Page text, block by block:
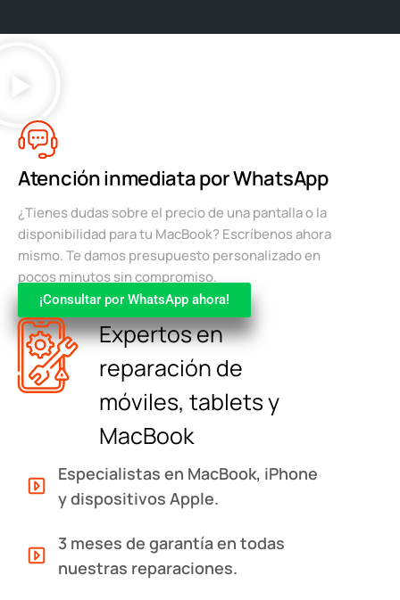
Atención inmediata por WhatsApp
¿Tienes dudas sobre el precio de una pantalla o la
disponibilidad para tu MacBook? Escríbenos ahora
mismo. Te damos presupuesto personalizado en
pocos minutos sin compromiso.
¡Consultar por WhatsApp ahora!
Expertos en
reparación de
móviles, tablets y
MacBook
Especialistas en MacBook, iPhone
y dispositivos Apple.
3 meses de garantía en todas
nuestras reparaciones.